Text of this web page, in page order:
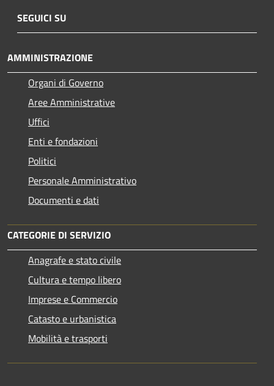
SEGUICI SU
AMMINISTRAZIONE
Organi di Governo
Aree Amministrative
Uffici
Enti e fondazioni
Politici
Personale Amministrativo
Documenti e dati
CATEGORIE DI SERVIZIO
Anagrafe e stato civile
Cultura e tempo libero
Imprese e Commercio
Catasto e urbanistica
Mobilità e trasporti